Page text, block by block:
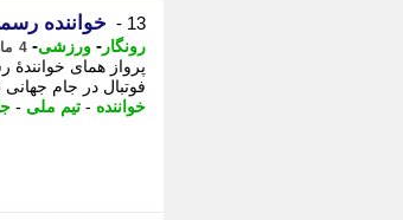
13 - خواننده
رونگار - ورزشی- 4 ماه پیش - دوشنبه 31 فروردین 1405، 21:42
فوتبال در جام جهانی 2026 شد. به گزارش “ورزش سه”، خواننده 46 ساله که در ...
خواننده - تیم ملی -